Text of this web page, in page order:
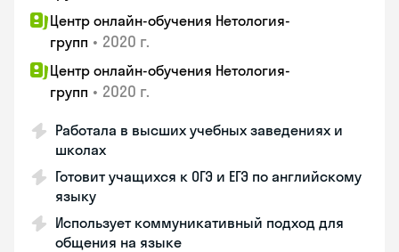
Центр онлайн-обучения Нетология-
групп • 2020 г.
Центр онлайн-обучения Нетология-
групп • 2020 г.
Работала в высших учебных заведениях и
школах
Готовит учащихся к ОГЭ и ЕГЭ по английскому
языку
Использует коммуникативный подход для
общения на языке